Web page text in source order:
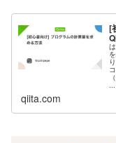
[
...
qiita.com